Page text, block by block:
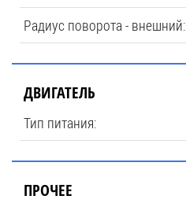
Радиус поворота - внешний:
ДВИГАТЕЛЬ
Тип питания:
ПРОЧЕЕ